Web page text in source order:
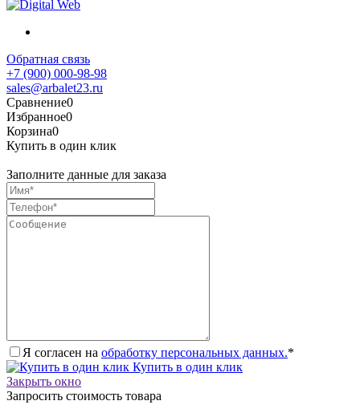
Обратная связь
+7 (900) 000-98-98
sales@arbalet23.ru
Сравнение0
Избранное0
Корзина0
Купить в один клик
Заполните данные для заказа
Я согласен на обработку персональных данных.*
Купить в один клик
Закрыть окно
Запросить стоимость товара